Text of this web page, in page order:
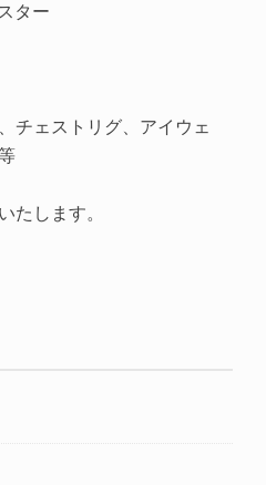
ター
チェストリグ、アイウェ
たします。